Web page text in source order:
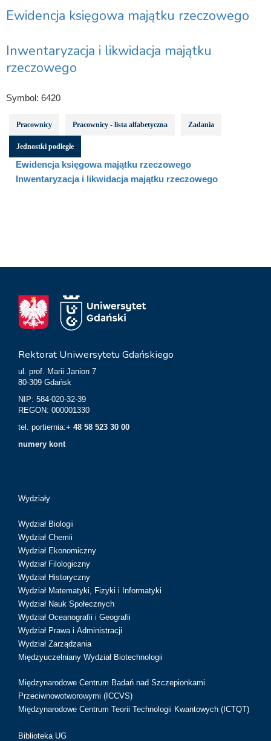
Ewidencja księgowa majątku rzeczowego
Inwentaryzacja i likwidacja majątku
rzeczowego
Symbol: 6420
Pracownicy Pracownicy - lista alfabetyczna Zadania
Jednostki podległe
Ewidencja księgowa majątku rzeczowego
Inwentaryzacja i likwidacja majątku rzeczowego
Rektorat Uniwersytetu Gdańskiego
ul. prof. Marii Janion 7
80-309 Gdańsk
NIP: 584-020-32-39
REGON: 000001330
tel. portiernia:+ 48 58 523 30 00
numery kont
Wydziały
Wydział Biologii
Wydział Chemii
Wydział Ekonomiczny
Wydział Filologiczny
Wydział Historyczny
Wydział Matematyki, Fizyki i Informatyki
Wydział Nauk Społecznych
Wydział Oceanografii i Geografii
Wydział Prawa i Administracji
Wydział Zarządzania
Międzyuczelniany Wydział Biotechnologii
Międzynarodowe Centrum Badań nad Szczepionkami
Przeciwnowotworowymi (ICCVS)
Międzynarodowe Centrum Teorii Technologii Kwantowych (ICTQT)
Biblioteka UG